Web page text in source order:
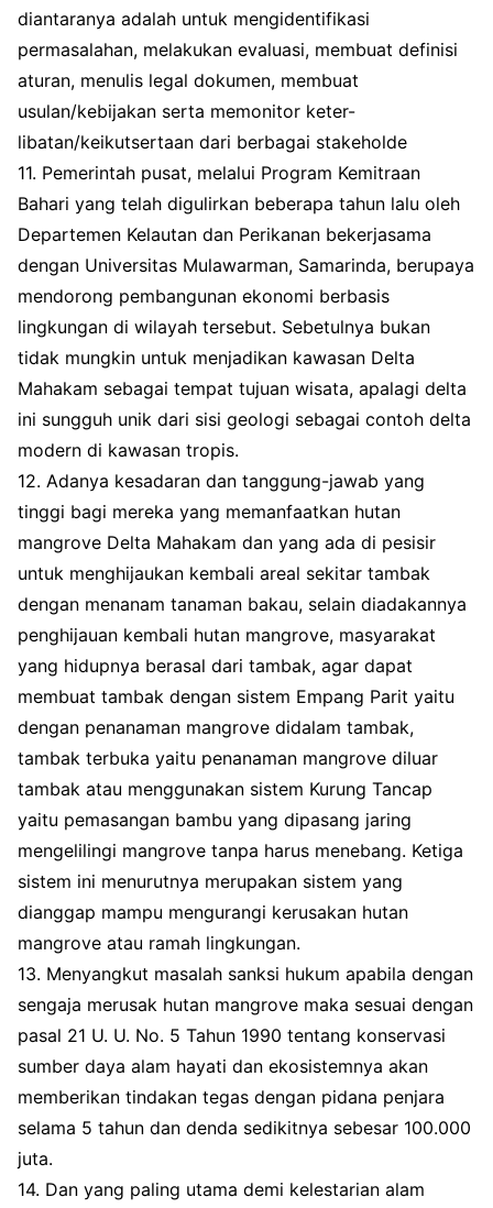
diantaranya adalah untuk mengidentifikasi
permasalahan, melakukan evaluasi, membuat definisi
aturan, menulis legal dokumen, membuat
usulan/kebijakan serta memonitor keter-
libatan/keikutsertaan dari berbagai stakeholde
11. Pemerintah pusat, melalui Program Kemitraan
Bahari yang telah digulirkan beberapa tahun lalu oleh
Departemen Kelautan dan Perikanan bekerjasama
dengan Universitas Mulawarman, Samarinda, berupaya
mendorong pembangunan ekonomi berbasis
lingkungan di wilayah tersebut. Sebetulnya bukan
tidak mungkin untuk menjadikan kawasan Delta
Mahakam sebagai tempat tujuan wisata, apalagi delta
ini sungguh unik dari sisi geologi sebagai contoh delta
modern di kawasan tropis.
12. Adanya kesadaran dan tanggung-jawab yang
tinggi bagi mereka yang memanfaatkan hutan
mangrove Delta Mahakam dan yang ada di pesisir
untuk menghijaukan kembali areal sekitar tambak
dengan menanam tanaman bakau, selain diadakannya
penghijauan kembali hutan mangrove, masyarakat
yang hidupnya berasal dari tambak, agar dapat
membuat tambak dengan sistem Empang Parit yaitu
dengan penanaman mangrove didalam tambak,
tambak terbuka yaitu penanaman mangrove diluar
tambak atau menggunakan sistem Kurung Tancap
yaitu pemasangan bambu yang dipasang jaring
mengelilingi mangrove tanpa harus menebang. Ketiga
sistem ini menurutnya merupakan sistem yang
dianggap mampu mengurangi kerusakan hutan
mangrove atau ramah lingkungan.
13. Menyangkut masalah sanksi hukum apabila dengan
sengaja merusak hutan mangrove maka sesuai dengan
pasal 21 U. U. No. 5 Tahun 1990 tentang konservasi
sumber daya alam hayati dan ekosistemnya akan
memberikan tindakan tegas dengan pidana penjara
selama 5 tahun dan denda sedikitnya sebesar 100.000
juta.
14. Dan yang paling utama demi kelestarian alam